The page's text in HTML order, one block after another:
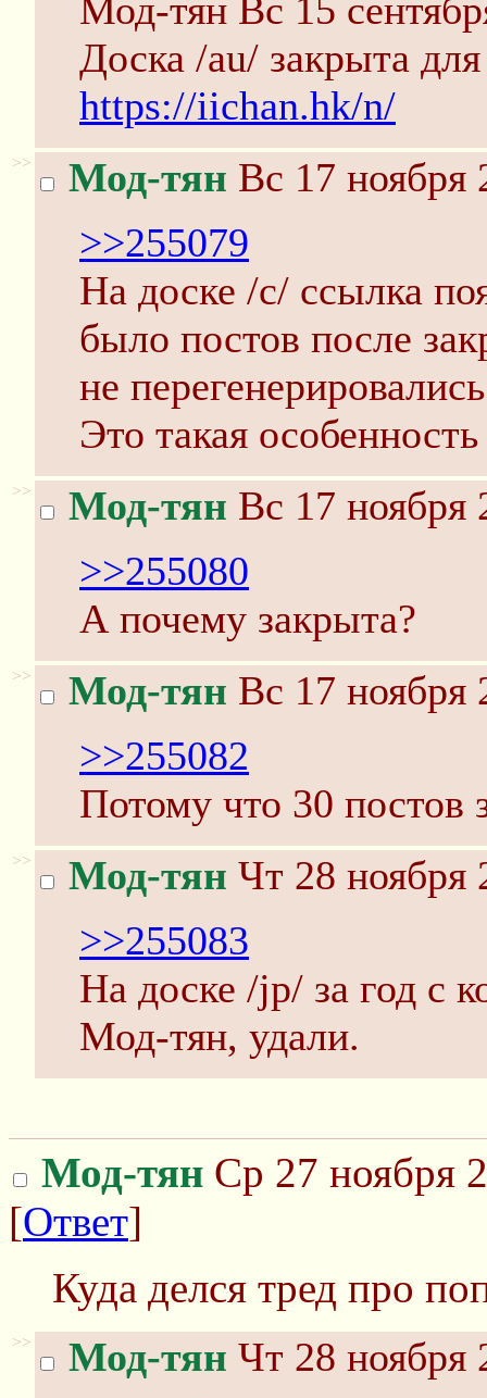
Мод-тян Вс 15
Доска /au/ закрыта
https://iichan.hk/n/
>> Мод-тян Вс 17 ноября
>>255079
На доске /c/ ссылка
было постов после
не
Это такая
>> Мод-тян Вс 17 ноября
>>255080
А почему закрыта?
>> Мод-тян Вс 17 ноября
>>255082
Потому что 30 постов
>> Мод-тян Чт 28 ноября
>>255083
На доске /jp/ за год с
Мод-тян, удали.
Мод-тян Ср 27 ноября
[Ответ]
Куда делся тред про
>> Мод-тян Чт 28 ноября